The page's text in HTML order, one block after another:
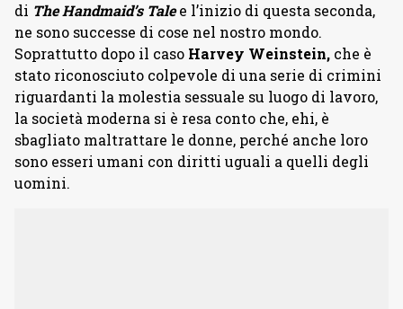
di The Handmaid’s Talee l’inizio di questa seconda,
ne sono successe di cose nel nostro mondo.
Soprattutto dopo il caso Harvey Weinstein, che è
stato riconosciuto colpevole di una serie di crimini
riguardanti la molestia sessuale su luogo di lavoro,
la società moderna si è resa conto che, ehi, è
sbagliato maltrattare le donne, perché anche loro
sono esseri umani con diritti uguali a quelli degli
uomini.